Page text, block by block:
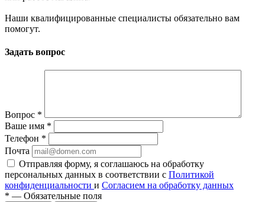
Наши квалифицированные специалисты обязательно вам
помогут.
Задать вопрос
Вопрос *
Ваше имя *
Телефон *
Почта
Отправляя форму, я соглашаюсь на обработку
персональных данных в соответствии с Политикой
конфиденциальности и Согласием на обработку данных
* — Обязательные поля